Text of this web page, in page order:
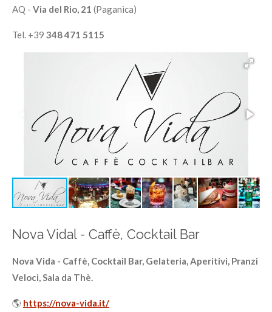
l
s
e
AQ - Via del Rio, 21 (Paganica)
Tel. +39 348 471 5115
Nova Vidal - Caffè, Cocktail Bar
Nova Vida - Caffè, Cocktail Bar, Gelateria, Aperitivi, Pranzi
Veloci, Sala da Thè.
🌎 https://nova-vida.it/